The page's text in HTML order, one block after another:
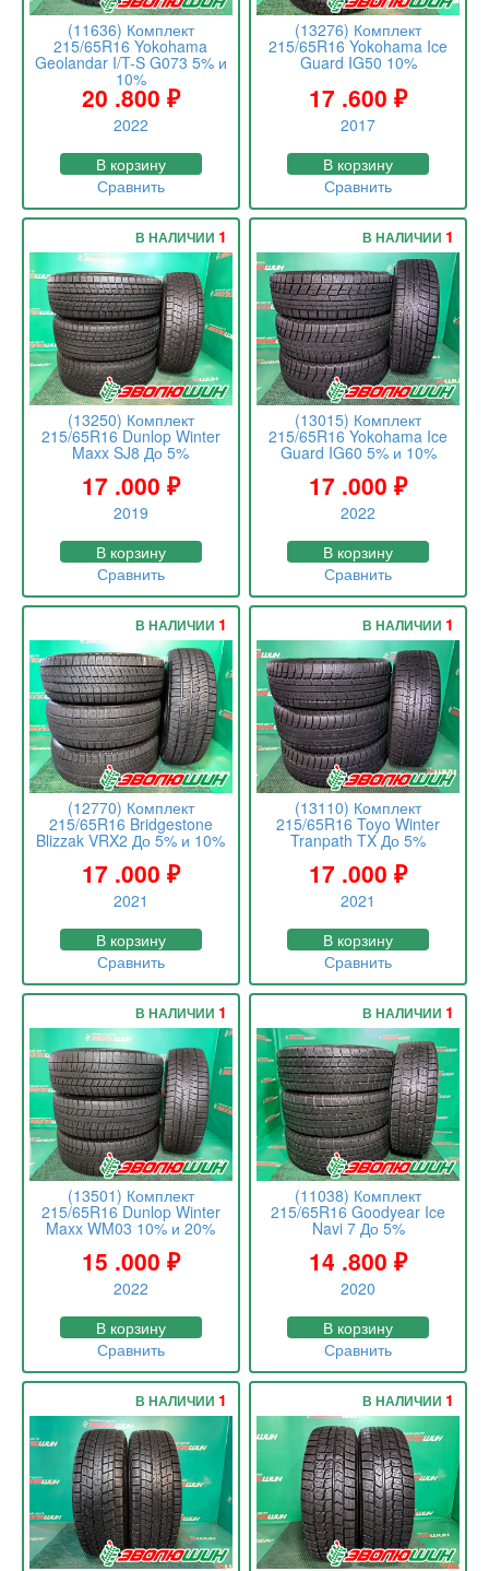
(11636) Комплект
215/65R16 Yokohama
Geolandar I/T-S G073 5% и
10%
20 .800 ₽
2022
В корзину
Сравнить
(13276) Комплект
215/65R16 Yokohama Ice
Guard IG50 10%
17 .600₽
2017
В корзину
Сравнить
(13250) Комплект
215/65R16 Dunlop Winter
Maxx SJ8 До 5%
17 .000 ₽
2019
В НАЛИЧИИ 1
В корзину
Сравнить
(13015) Комплект
215/65R16 Yokohama Ice
Guard IG60 5% и 10%
17 .000₽
2022
В НАЛИЧИИ 1
В корзину
Сравнить
(12770) Комплект
215/65R16 Bridgestone
Blizzak VRX2 До 5% и 10%
17 .000 ₽
2021
В НАЛИЧИИ 1
В корзину
Сравнить
(13110) Комплект
215/65R16 Toyo Winter
Tranpath TX До 5%
17 .000₽
2021
В НАЛИЧИИ 1
В корзину
Сравнить
(13501) Комплект
215/65R16 Dunlop Winter
Maxx WM03 10% и 20%
15 .000 ₽
2022
В НАЛИЧИИ 1
В корзину
Сравнить
(11038) Комплект
215/65R16 Goodyear Ice
Navi 7 До 5%
14 .800₽
2020
В НАЛИЧИИ 1
В корзину
Сравнить
В НАЛИЧИИ 1 В НАЛИЧИИ 1